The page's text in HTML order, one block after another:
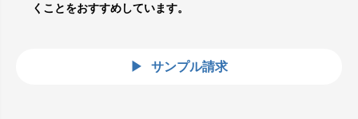
くことをおすすめしています。
サンプル請求